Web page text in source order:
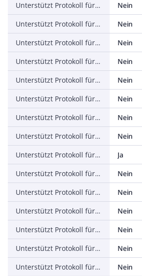
Unterstützt Protokoll für Data-Highway
Nein
Unterstützt Protokoll für DeviceNet
Nein
Unterstützt Protokoll für SUCONET
Nein
Unterstützt Protokoll für LON
Nein
Unterstützt Protokoll für PROFINET IO
Nein
Unterstützt Protokoll für PROFINET CBA
Nein
Unterstützt Protokoll für SERCOS
Nein
Unterstützt Protokoll für Foundation Fieldbus
Nein
Unterstützt Protokoll für EtherNet/IP
Ja
Unterstützt Protokoll für AS-Interface Safety at Work
Nein
Unterstützt Protokoll für DeviceNet Safety
Nein
Unterstützt Protokoll für INTERBUS-Safety
Nein
Unterstützt Protokoll für PROFIsafe
Nein
Unterstützt Protokoll für SafetyBUS p
Nein
Unterstützt Protokoll für sonstige Bussysteme
Nein